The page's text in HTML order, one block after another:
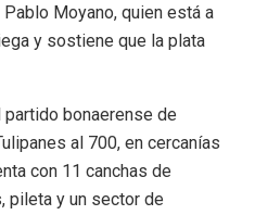
Moyano, quien está a
y sostiene que la plata
bonaerense de
al 700, en cercanías
con 11 canchas de
pileta y un sector de